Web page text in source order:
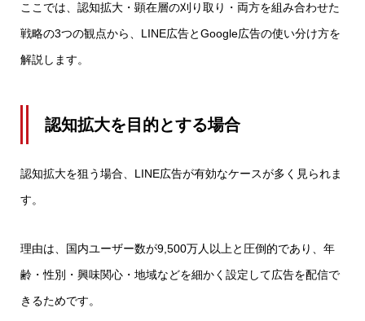
ここでは、認知拡大・顕在層の刈り取り・両方を組み合わせた
戦略の3つの観点から、LINE広告とGoogle広告の使い分け方を
解説します。
認知拡大を目的とする場合
認知拡大を狙う場合、LINE広告が有効なケースが多く見られま
す。
理由は、国内ユーザー数が9,500万人以上と圧倒的であり、年
齢・性別・興味関心・地域などを細かく設定して広告を配信で
きるためです。